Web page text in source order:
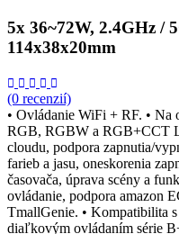
5x 36~72W, 2.4GHz /
114x38x20mm
(0 recenzií)
• Ovládanie WiFi + RF. • Na
RGB, RGBW a RGB+CCT
cloudu, podpora zapnutia/
farieb a jasu, oneskorenia
časovača, úprava scény a
ovládanie, podpora amazon
TmallGenie. • Kompatibilita
diaľkovým ovládaním série